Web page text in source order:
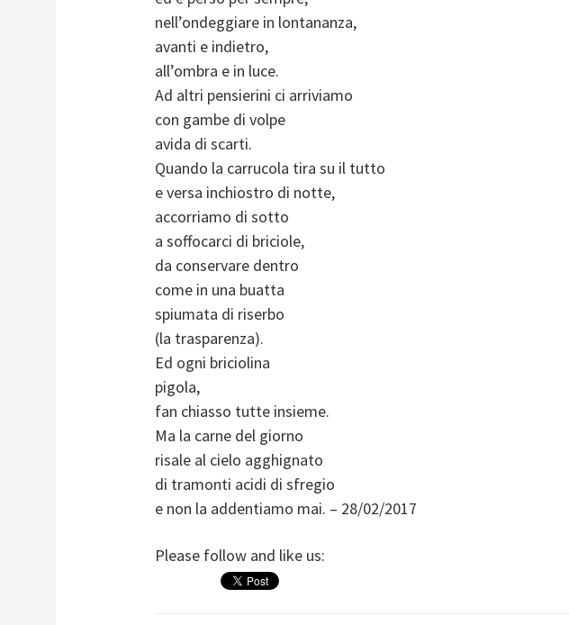
nell’ondeggiare in lontananza,
avanti e indietro,
all’ombra e in luce.
Ad altri pensierini ci arriviamo
con gambe di volpe
avida di scarti.
Quando la carrucola tira su il tutto
e versa inchiostro di notte,
accorriamo di sotto
a soffocarci di briciole,
da conservare dentro
come in una buatta
spiumata di riserbo
(la trasparenza).
Ed ogni briciolina
pigola,
fan chiasso tutte insieme.
Ma la carne del giorno
risale al cielo agghignato
di tramonti acidi di sfregio
e non la addentiamo mai. – 28/02/2017
Please follow and like us: